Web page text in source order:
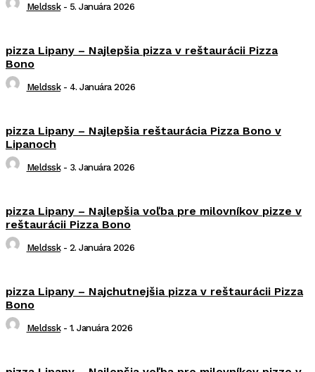
Meldssk - 5. Januára 2026
pizza Lipany – Najlepšia pizza v reštaurácii Pizza
Bono
Meldssk - 4. Januára 2026
pizza Lipany – Najlepšia reštaurácia Pizza Bono v
Lipanoch
Meldssk - 3. Januára 2026
pizza Lipany – Najlepšia voľba pre milovníkov pizze v
reštaurácii Pizza Bono
Meldssk - 2. Januára 2026
pizza Lipany – Najchutnejšia pizza v reštaurácii Pizza
Bono
Meldssk - 1. Januára 2026